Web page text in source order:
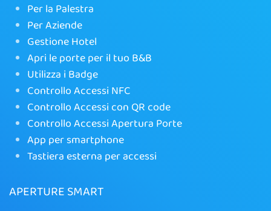
Per la Palestra
Per Aziende
Gestione Hotel
Apri le porte per il tuo B&B
Utilizza i Badge
Controllo Accessi NFC
Controllo Accessi con QR code
Controllo Accessi Apertura Porte
App per smartphone
Tastiera esterna per accessi
APERTURE SMART